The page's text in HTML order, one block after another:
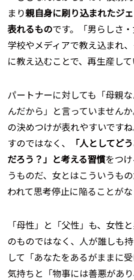
まり親自身に刷り込まれたジ
表れるものです。「男らしさ
学校やメディアで教え込まれ
に教え込むことで、再生産して
パートナーに対しても「母親
んだから」と言っていません
の決めつけが表れやすいです
すのではなく、
「人としてど
だろう？」と考える習慣をつ
うものだ、女とはこういうも
われて思考停止に陥ることがな
「母性」と「父性」も、女性
のものではなく、人が誰しも
して「あなたをあるがままに
気持ちと「物事には善悪があ